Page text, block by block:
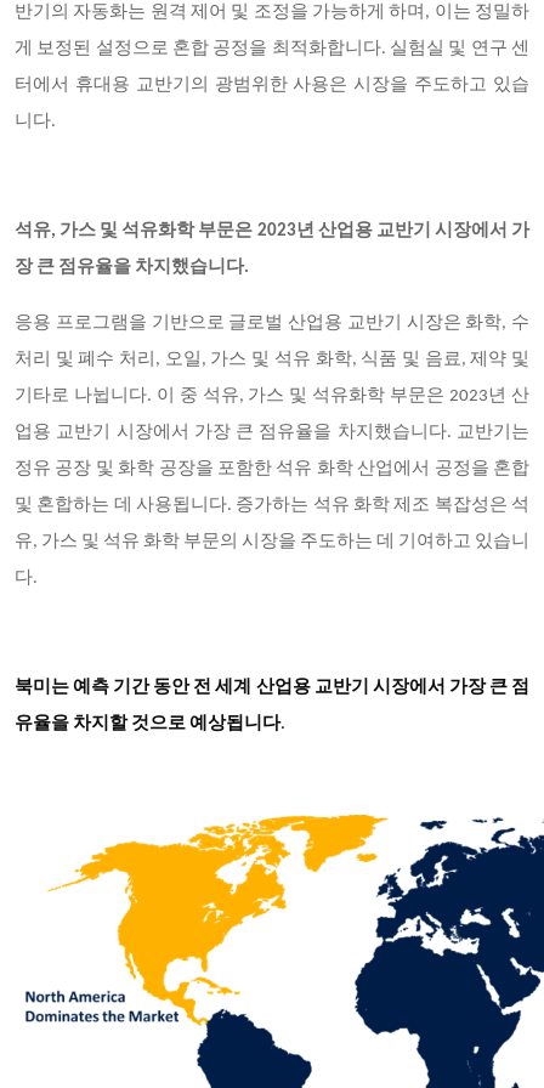
반기의 자동화는 원격 제어 및 조정을 가능하게 하며, 이는 정밀하
게 보정된 설정으로 혼합 공정을 최적화합니다. 실험실 및 연구 센
터에서 휴대용 교반기의 광범위한 사용은 시장을 주도하고 있습
니다.
석유, 가스 및 석유화학 부문은 2023년 산업용 교반기 시장에서 가
장 큰 점유율을 차지했습니다.
응용 프로그램을 기반으로 글로벌 산업용 교반기 시장은 화학, 수
처리 및 폐수 처리, 오일, 가스 및 석유 화학, 식품 및 음료, 제약 및
기타로 나뉩니다. 이 중 석유, 가스 및 석유화학 부문은 2023년 산
업용 교반기 시장에서 가장 큰 점유율을 차지했습니다. 교반기는
정유 공장 및 화학 공장을 포함한 석유 화학 산업에서 공정을 혼합
및 혼합하는 데 사용됩니다. 증가하는 석유 화학 제조 복잡성은 석
유, 가스 및 석유 화학 부문의 시장을 주도하는 데 기여하고 있습니
다.
북미는 예측 기간 동안 전 세계 산업용 교반기 시장에서 가장 큰 점
유율을 차지할 것으로 예상됩니다.